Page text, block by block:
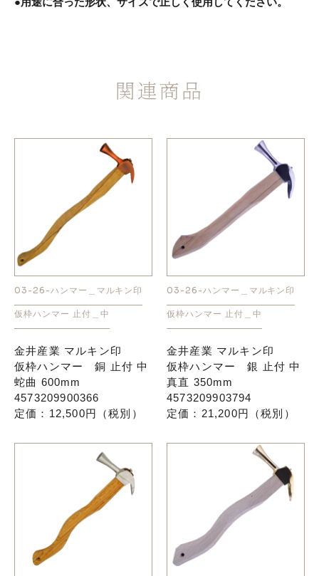
関連商品
03-26-ハンマー＿マルキン印
仮枠ハンマー 止付＿中
金井産業 マルキン印
仮枠ハンマー 銅 止付 中
蛇曲 600mm
4573209900366
定価：12,500円（税別）
03-26-ハンマー＿マルキン印
仮枠ハンマー 止付＿中
金井産業 マルキン印
仮枠ハンマー 銀 止付 中
真直 350mm
4573209903794
定価：21,200円（税別）